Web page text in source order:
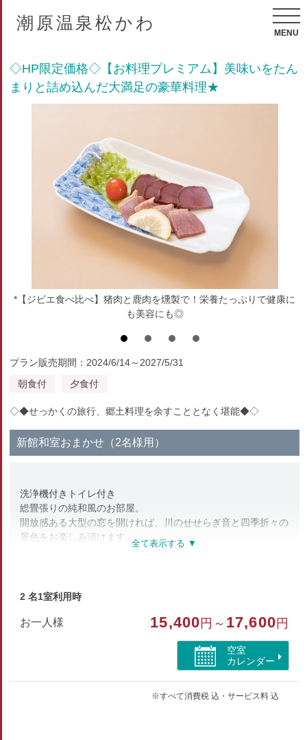
潮原温泉松かわ
MENU
◇HP限定価格◇【お料理プレミアム】美味いをたん
まりと詰め込んだ大満足の豪華料理★
*【ジビエ食べ比べ】猪肉と鹿肉を燻製で！栄養たっぷりで健康に
も美容にも◎
プラン販売期間：2024/6/14～2027/5/31
朝食付
夕食付
◇◆せっかくの旅行、郷土料理を余すこととなく堪能◆◇
新館和室おまかせ（2名様用）
洗浄機付きトイレ付き
総畳張りの純和風のお部屋。
開放感ある大型の窓を開ければ、川のせせらぎ音と四季折々の
景色をお楽しみ頂けます。
部屋種別
トイレ/洗浄機付トイレ/山が見える
2 名1室利用時
お一人様 15,400 円～ 17,600 円
空室
カレンダー
※すべて消費税 込・サービス料 込